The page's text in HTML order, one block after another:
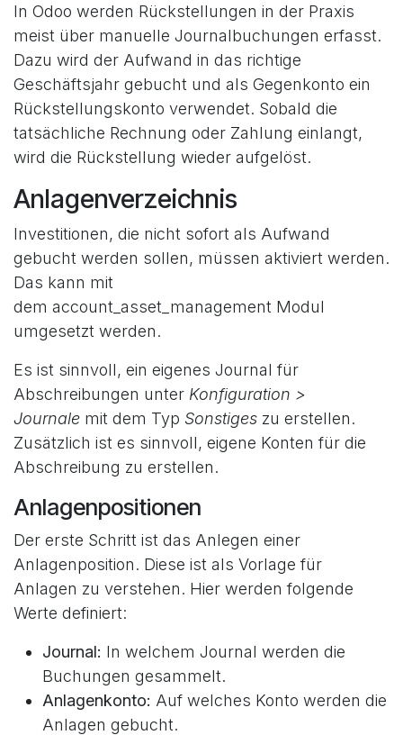
In Odoo werden Rückstellungen in der Praxis
meist über manuelle Journalbuchungen erfasst.
Dazu wird der Aufwand in das richtige
Geschäftsjahr gebucht und als Gegenkonto ein
Rückstellungskonto verwendet. Sobald die
tatsächliche Rechnung oder Zahlung einlangt,
wird die Rückstellung wieder aufgelöst.
Anlagenverzeichnis
Investitionen, die nicht sofort als Aufwand
gebucht werden sollen, müssen aktiviert werden.
Das kann mit
dem account_asset_management Modul
umgesetzt werden.
Es ist sinnvoll, ein eigenes Journal für
Abschreibungen unter Konfiguration >
Journale mit dem Typ Sonstiges zu erstellen.
Zusätzlich ist es sinnvoll, eigene Konten für die
Abschreibung zu erstellen.
Anlagenpositionen
Der erste Schritt ist das Anlegen einer
Anlagenposition. Diese ist als Vorlage für
Anlagen zu verstehen. Hier werden folgende
Werte definiert:
Journal: In welchem Journal werden die
Buchungen gesammelt.
Anlagenkonto: Auf welches Konto werden die
Anlagen gebucht.